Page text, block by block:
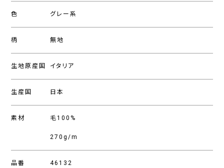
色 グレー系
柄 無地
生地原産国 イタリア
生産国 日本
素材 毛100%
270g/m
品番 46132